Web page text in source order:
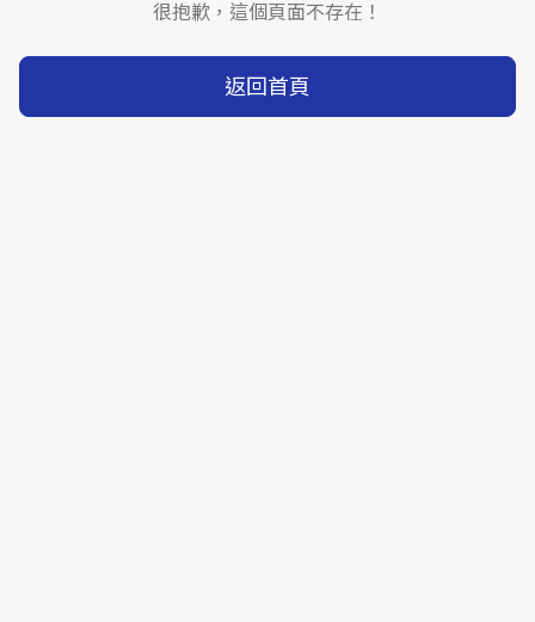
很抱歉，這個頁面不存在！
返回首頁